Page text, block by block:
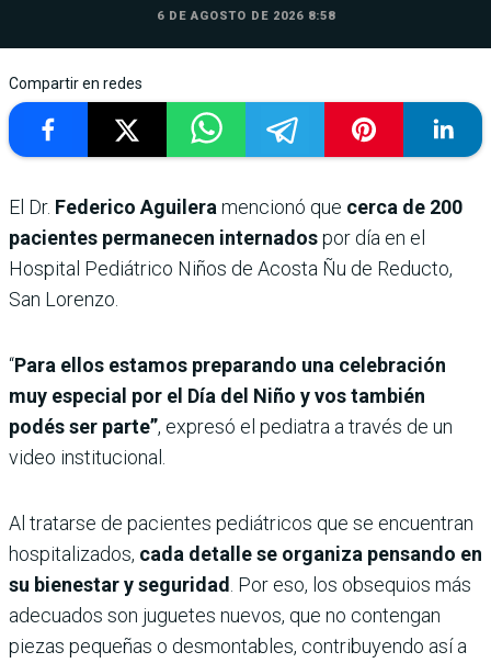
6 DE AGOSTO DE 2026 8:58
Compartir en redes
El Dr. Federico Aguilera mencionó que cerca de 200
pacientes permanecen internadospor día en el
Hospital Pediátrico Niños de Acosta Ñu de Reducto,
San Lorenzo.
“Para ellos estamos preparando una celebración
muy especial por el Día del Niño y vos también
podés ser parte”, expresó el pediatra a través de un
video institucional.
Al tratarse de pacientes pediátricos que se encuentran
hospitalizados, cada detalle se organiza pensando en
su bienestar y seguridad . Por eso, los obsequios más
adecuados son juguetes nuevos, que no contengan
piezas pequeñas o desmontables, contribuyendo así a